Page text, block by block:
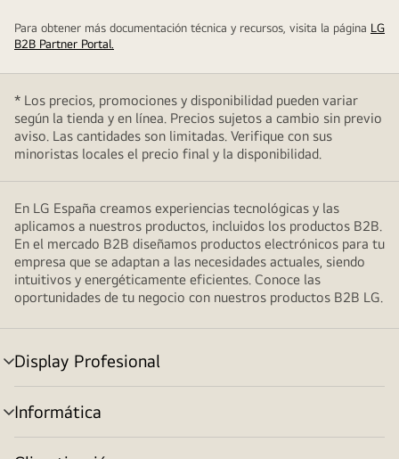
Para obtener más documentación técnica y recursos, visita la página LG
B2B Partner Portal.
* Los precios, promociones y disponibilidad pueden variar
según la tienda y en línea. Precios sujetos a cambio sin previo
aviso. Las cantidades son limitadas. Verifique con sus
minoristas locales el precio final y la disponibilidad.
En LG España creamos experiencias tecnológicas y las
aplicamos a nuestros productos, incluidos los productos B2B.
En el mercado B2B diseñamos productos electrónicos para tu
empresa que se adaptan a las necesidades actuales, siendo
intuitivos y energéticamente eficientes. Conoce las
oportunidades de tu negocio con nuestros productos B2B LG.
Display Profesional
Alternar
menú
Informática
Alternar
menú